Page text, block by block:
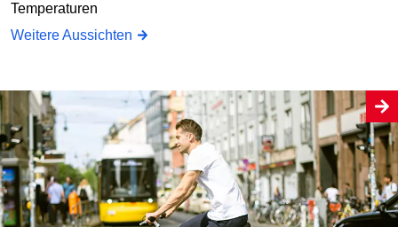
Temperaturen
Weitere Aussichten